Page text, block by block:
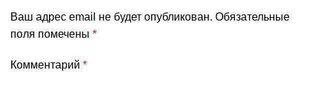
Ваш адрес email не будет опубликован. Обязательные
поля помечены *
Комментарий *